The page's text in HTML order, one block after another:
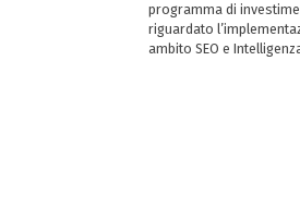
programma di
riguardato
ambito SEO e